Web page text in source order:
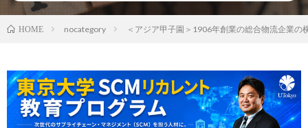
HOME nocategory ＜アジア甲子園＞1906年創業の総合物流企業